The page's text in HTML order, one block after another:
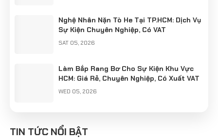
Nghệ Nhân Nặn Tò He Tại TP.HCM: Dịch Vụ
Sự Kiện Chuyên Nghiệp, Có VAT
SAT 05, 2026
Làm Bắp Rang Bơ Cho Sự Kiện Khu Vực
HCM: Giá Rẻ, Chuyên Nghiệp, Có Xuất VAT
WED 05, 2026
Hà Nội: Giữ Hồn Nét Việt Cho Sự Kiện
TIN TỨC NỔI BẬT